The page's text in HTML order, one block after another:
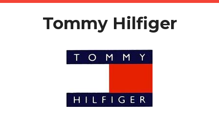
Tommy Hilfiger